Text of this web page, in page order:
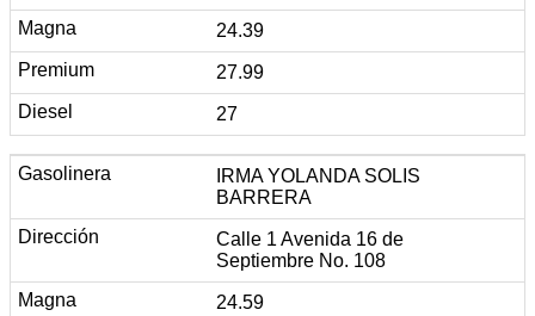
24.39
27.99
27
IRMA YOLANDA SOLIS
BARRERA
Calle 1 Avenida 16 de
Septiembre No. 108
24.59